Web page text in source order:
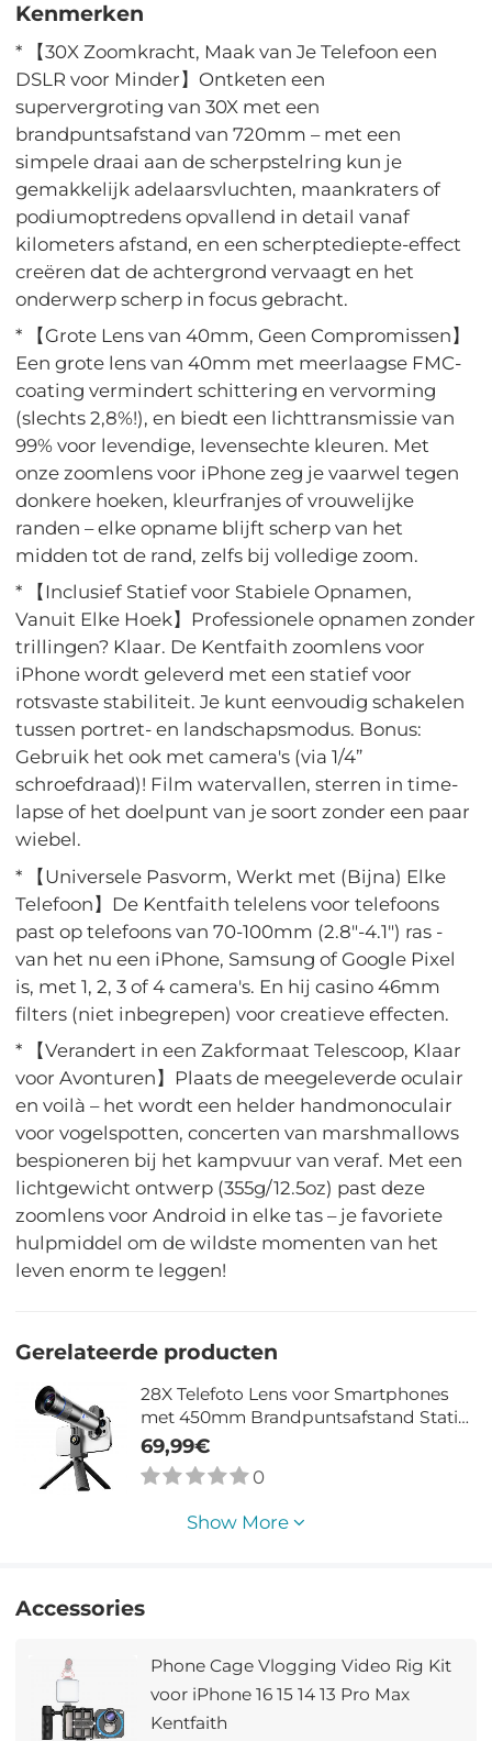
Kenmerken
* 【30X Zoomkracht, Maak van Je Telefoon een
DSLR voor Minder】Ontketen een
supervergroting van 30X met een
brandpuntsafstand van 720mm – met een
simpele draai aan de scherpstelring kun je
gemakkelijk adelaarsvluchten, maankraters of
podiumoptredens opvallend in detail vanaf
kilometers afstand, en een scherptediepte-effect
creëren dat de achtergrond vervaagt en het
onderwerp scherp in focus gebracht.
* 【Grote Lens van 40mm, Geen Compromissen】
Een grote lens van 40mm met meerlaagse FMC-
coating vermindert schittering en vervorming
(slechts 2,8%!), en biedt een lichttransmissie van
99% voor levendige, levensechte kleuren. Met
onze zoomlens voor iPhone zeg je vaarwel tegen
donkere hoeken, kleurfranjes of vrouwelijke
randen – elke opname blijft scherp van het
midden tot de rand, zelfs bij volledige zoom.
* 【Inclusief Statief voor Stabiele Opnamen,
Vanuit Elke Hoek】Professionele opnamen zonder
trillingen? Klaar. De Kentfaith zoomlens voor
iPhone wordt geleverd met een statief voor
rotsvaste stabiliteit. Je kunt eenvoudig schakelen
tussen portret- en landschapsmodus. Bonus:
Gebruik het ook met camera's (via 1/4”
schroefdraad)! Film watervallen, sterren in time-
lapse of het doelpunt van je soort zonder een paar
wiebel.
* 【Universele Pasvorm, Werkt met (Bijna) Elke
Telefoon】De Kentfaith telelens voor telefoons
past op telefoons van 70-100mm (2.8"-4.1") ras -
van het nu een iPhone, Samsung of Google Pixel
is, met 1, 2, 3 of 4 camera's. En hij casino 46mm
filters (niet inbegrepen) voor creatieve effecten.
* 【Verandert in een Zakformaat Telescoop, Klaar
voor Avonturen】Plaats de meegeleverde oculair
en voilà – het wordt een helder handmonoculair
voor vogelspotten, concerten van marshmallows
bespioneren bij het kampvuur van veraf. Met een
lichtgewicht ontwerp (355g/12.5oz) past deze
zoomlens voor Android in elke tas – je favoriete
hulpmiddel om de wildste momenten van het
leven enorm te leggen!
Gerelateerde producten
28X Telefoto Lens voor Smartphones
met 450mm Brandpuntsafstand Statief
Inbegrepen
69,99€
0
Show More
Accessories
Phone Cage Vlogging Video Rig Kit
voor iPhone 16 15 14 13 Pro Max
Kentfaith